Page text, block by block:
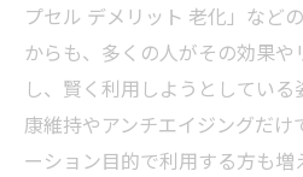
プセル デメリット 老化」など
からも、多くの人がその効果
し、賢く利用しようとしてい
康維持やアンチエイジングだ
ーション目的で利用する方も増